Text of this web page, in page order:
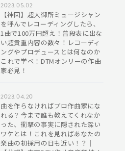
2023.05.02
【神回】超大御所ミュージシャン
を呼んでレコーディングしたら、
1曲で100万円超え！普段表に出な
い超貴重内容の数々！レコーディ
ングやプロデュースとは何なのか
これで学べ！DTMオンリーの作曲
家必見！
2023.04.20
曲を作らなければプロ作曲家にな
れる？今まで誰も教えてくれなか
った、衝撃の事実に隠された深い
ワケとは！これを見ればあなたの
楽曲の初採用の日も近い！？｜